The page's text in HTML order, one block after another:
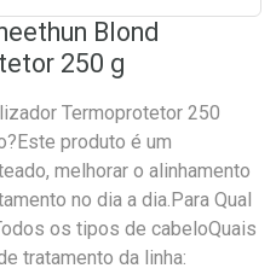
Blond
250 g
Termoprotetor 250
produto é um
melhorar o alinhamento
no dia a dia.Para Qual
os tipos de cabeloQuais
tratamento da linha: